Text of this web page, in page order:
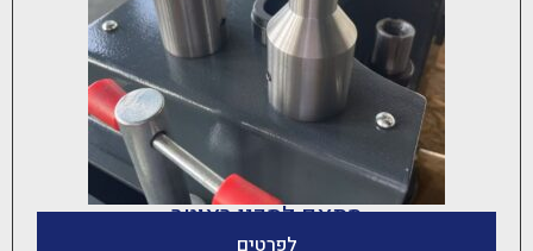
מתאם לסכין ראוטר